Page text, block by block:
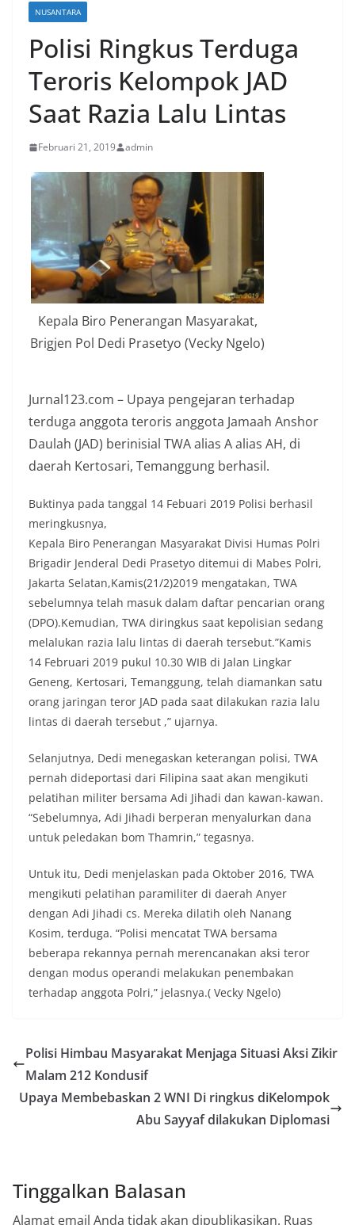
NUSANTARA
Polisi Ringkus Terduga
Teroris Kelompok JAD
Saat Razia Lalu Lintas
Februari 21, 2019 admin
Kepala Biro Penerangan Masyarakat,
Brigjen Pol Dedi Prasetyo (Vecky Ngelo)
Jurnal123.com – Upaya pengejaran terhadap
terduga anggota teroris anggota Jamaah Anshor
Daulah (JAD) berinisial TWA alias A alias AH, di
daerah Kertosari, Temanggung berhasil.
Buktinya pada tanggal 14 Febuari 2019 Polisi berhasil
meringkusnya,
Kepala Biro Penerangan Masyarakat Divisi Humas Polri
Brigadir Jenderal Dedi Prasetyo ditemui di Mabes Polri,
Jakarta Selatan,Kamis(21/2)2019 mengatakan, TWA
sebelumnya telah masuk dalam daftar pencarian orang
(DPO).Kemudian, TWA diringkus saat kepolisian sedang
melalukan razia lalu lintas di daerah tersebut.”Kamis
14 Februari 2019 pukul 10.30 WIB di Jalan Lingkar
Geneng, Kertosari, Temanggung, telah diamankan satu
orang jaringan teror JAD pada saat dilakukan razia lalu
lintas di daerah tersebut ,” ujarnya.
Selanjutnya, Dedi menegaskan keterangan polisi, TWA
pernah dideportasi dari Filipina saat akan mengikuti
pelatihan militer bersama Adi Jihadi dan kawan-kawan.
“Sebelumnya, Adi Jihadi berperan menyalurkan dana
untuk peledakan bom Thamrin,” tegasnya.
Untuk itu, Dedi menjelaskan pada Oktober 2016, TWA
mengikuti pelatihan paramiliter di daerah Anyer
dengan Adi Jihadi cs. Mereka dilatih oleh Nanang
Kosim, terduga. “Polisi mencatat TWA bersama
beberapa rekannya pernah merencanakan aksi teror
dengan modus operandi melakukan penembakan
terhadap anggota Polri,” jelasnya.( Vecky Ngelo)
Polisi Himbau Masyarakat Menjaga Situasi Aksi Zikir
Malam 212 Kondusif
Upaya Membebaskan 2 WNI Di ringkus diKelompok
Abu Sayyaf dilakukan Diplomasi
Tinggalkan Balasan
Alamat email Anda tidak akan dipublikasikan. Ruas